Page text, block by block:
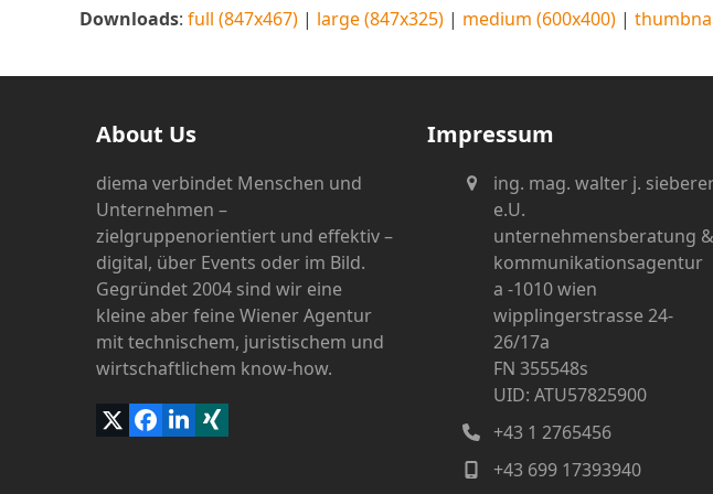
Downloads: full (847x467) | large (847x325) | medium (600x400) |
About Us
diema verbindet Menschen und
Unternehmen –
zielgruppenorientiert und effektiv –
digital, über Events oder im Bild.
Gegründet 2004 sind wir eine
kleine aber feine Wiener Agentur
mit technischem, juristischem und
wirtschaftlichem know-how.
Twitter
Facebook
LinkedIn
Xing
Impressum
ing. mag. walter j.
e.U.
unternehmensberatung &
kommunikationsagentur
a -1010 wien
wipplingerstrasse 24-
26/17a
FN 355548s
UID: ATU57825900
+43 1 2765456
+43 699 17393940